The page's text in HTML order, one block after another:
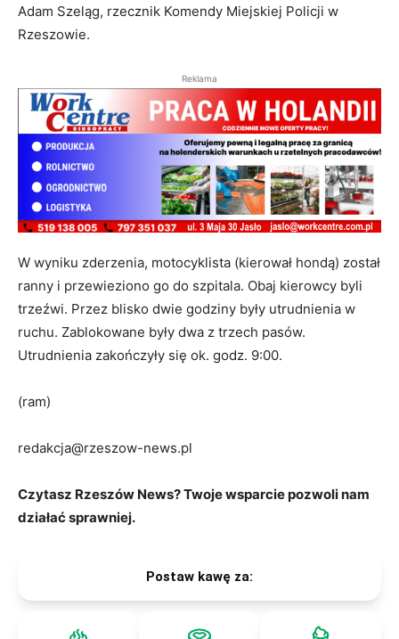
Adam Szeląg, rzecznik Komendy Miejskiej Policji w
Rzeszowie.
Reklama
W wyniku zderzenia, motocyklista (kierował hondą) został
ranny i przewieziono go do szpitala. Obaj kierowcy byli
trzeźwi. Przez blisko dwie godziny były utrudnienia w
ruchu. Zablokowane były dwa z trzech pasów.
Utrudnienia zakończyły się ok. godz. 9:00.
(ram)
redakcja@rzeszow-news.pl
Czytasz Rzeszów News? Twoje wsparcie pozwoli nam
działać sprawniej.
Postaw kawę za: